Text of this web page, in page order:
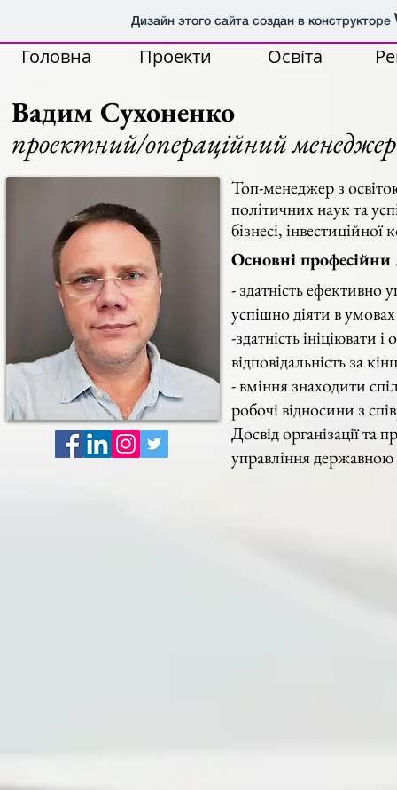
Дизайн этого сайта создан в конструкторе
Головна Проекти Освіта
Вадим Сухоненко
проектний/операційний менеджер
Топ-менеджер з
політичних наук та
бізнесі,
Основні професійни
- здатність
успішно діяти в
-здатність ініціювати
відповідальність за
- вміння знаходити
робочі відносини з
Досвід організації та
управління